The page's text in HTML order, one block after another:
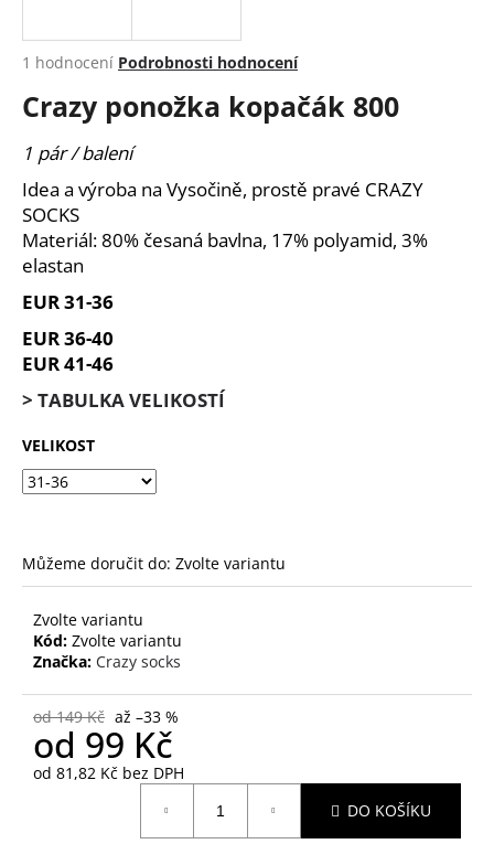
Průměrné
produktu
je
5,0
z
5
hvězdiček.
1 hodnocení Podrobnosti hodnocení
Crazy ponožka kopačák 800
1 pár / balení
Idea a výroba na Vysočině, prostě pravé CRAZY
SOCKS
Materiál: 80% česaná bavlna, 17% polyamid, 3%
elastan
EUR 31-36
EUR 36-40
EUR 41-46
> TABULKA VELIKOSTÍ
VELIKOST
Můžeme doručit do: Zvolte variantu
Zvolte variantu
Kód: Zvolte variantu
Značka: Crazy socks
od 149 Kč až –33 %
od 99 Kč
od 81,82 Kč bez DPH
DO KOŠÍKU
j
t
?
D
o
p
r
u
č
e
m
e
-
TLAPKA
430
Kč